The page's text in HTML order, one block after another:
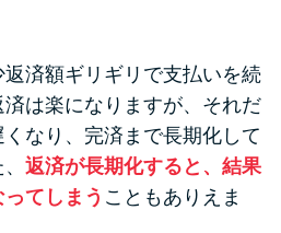
済額ギリギリで支払いを続
は楽になりますが、それだ
なり、完済まで長期化して
返済が長期化すると、結果
てしまう こともありえま